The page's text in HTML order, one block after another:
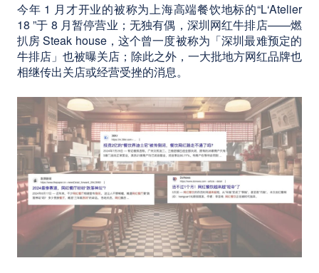
今年 1 月才开业的被称为上海高端餐饮地标的“L‘Atelier
18 ”于 8 月暂停营业；无独有偶，深圳网红牛排店——燃
扒房 Steak house，这个曾一度被称为「深圳最难预定的
牛排店」也被曝关店；除此之外，一大批地方网红品牌也
相继传出关店或经营受挫的消息。